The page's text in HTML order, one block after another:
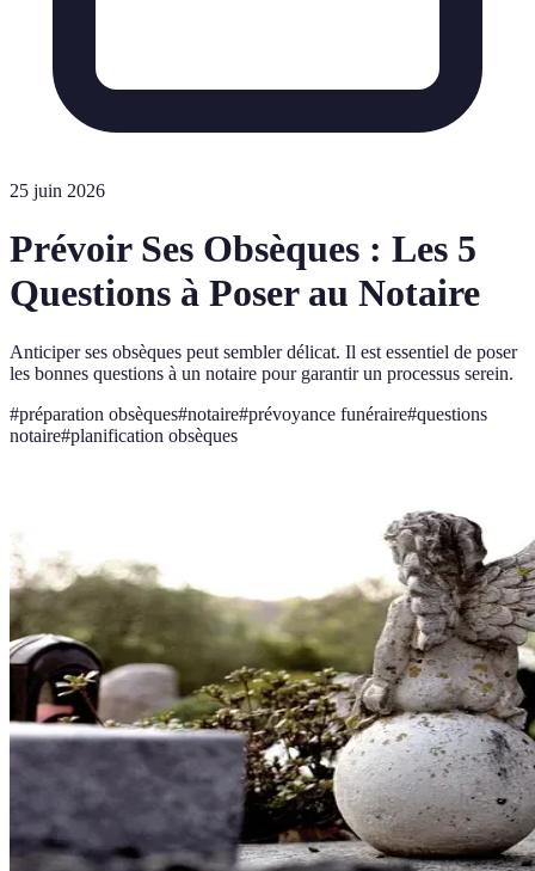
25 juin 2026
Prévoir Ses Obsèques : Les 5
Questions à Poser au Notaire
Anticiper ses obsèques peut sembler délicat. Il est essentiel de poser
les bonnes questions à un notaire pour garantir un processus serein.
#préparation obsèques#notaire#prévoyance funéraire#questions
notaire#planification obsèques